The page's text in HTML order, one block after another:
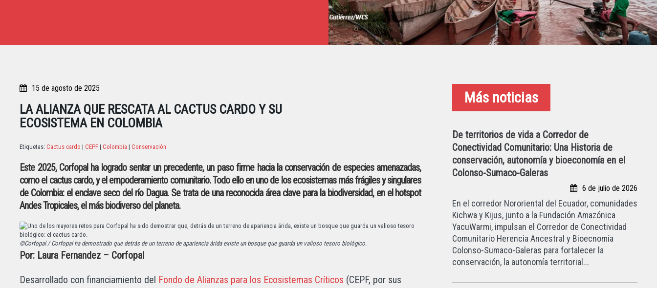
15 de agosto de 2025
LA ALIANZA QUE RESCATA AL CACTUS CARDO Y SU
ECOSISTEMA EN COLOMBIA
Etiquetas:Cactus cardo |CEPF |Colombia |Conservación
Este 2025, Corfopal ha logrado sentar un precedente, un paso firme hacia la conservación de especies amenazadas,
como el cactus cardo, y el empoderamiento comunitario. Todo ello en uno de los ecosistemas más frágiles y singulares
de Colombia: el enclave seco del río Dagua. Se trata de una reconocida área clave para la biodiversidad, en el hotspot
Andes Tropicales, el más biodiverso del planeta.
©Corfopal / Corfopal ha demostrado que detrás de un terreno de apariencia árida existe un bosque que guarda un valioso tesoro biológico.
Por: Laura Fernandez – Corfopal
Desarrollado con financiamiento del Fondo de Alianzas para los Ecosistemas Críticos (CEPF, por sus
Más noticias
De territorios de vida a Corredor de
Conectividad Comunitario: Una Historia de
conservación, autonomía y bioeconomía en el
Colonso-Sumaco-Galeras
6 de julio de 2026
En el corredor Nororiental del Ecuador, comunidades
Kichwa y Kijus, junto a la Fundación Amazónica
YacuWarmi, impulsan el Corredor de Conectividad
Comunitario Herencia Ancestral y Bioecnomía
Colonso-Sumaco-Galeras para fortalecer la
conservación, la autonomía territorial...